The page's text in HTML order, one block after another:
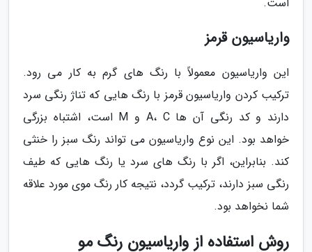
واریاسیون قرمز
این واریاسیون معمولاً با رنگ های گرم به کار می رود.
ترکیب کردن واریاسیون قرمز با رنگ هایی که تناژ رنگی سرد
دارند و کد رنگی آن ها A، C و M است، اشتباه بزرگی
خواهد بود. این نوع واریاسیون می تواند رنگ سبز را خنثی
کند. بنابراین، اگر با رنگ های سرد یا رنگ هایی که طیف
رنگی سبز دارند، ترکیب گردد، نتیجه کار رنگ موی مورد علاقه
شما نخواهد بود.
روش استفاده از واریاسیون رنگ مو